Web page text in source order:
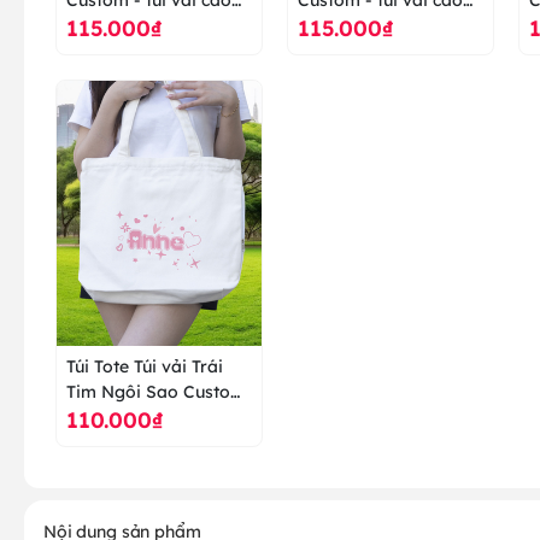
cấp ranus
115.000₫
cấp ranus
115.000₫
Túi Tote Túi vải Trái
Tim Ngôi Sao Custom
- túi vải cao cấp ranus
110.000₫
Nội dung sản phẩm